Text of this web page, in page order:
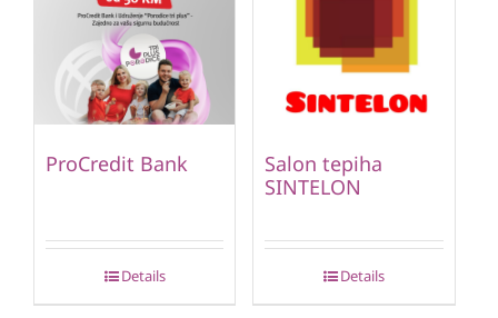
ProCredit Bank
Details
Salon tepiha
SINTELON
Details